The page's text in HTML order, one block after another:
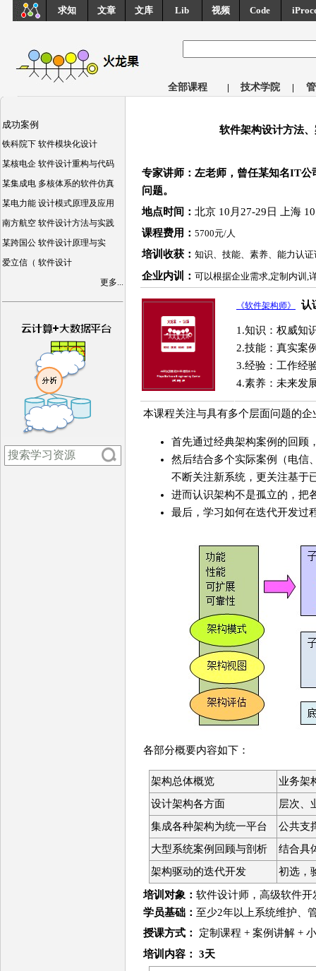
求知 文章 文库 Lib 视频 Code
全部课程 | 技术学院 |
成功案例
铁科院下 软件模块化设计
某核电企 软件设计重构与代码
某集成电 多核体系的软件仿真
某电力能 设计模式原理及应用
南方航空 软件设计方法与实践
某跨国公 软件设计原理与实
爱立信（ 软件设计
更多...
软件架构设计方法
专家讲师：左老师，曾任某知名IT
问题。
地点时间： 北京 10月27-29日 上海
课程费用： 5700元/人
培训收获： 知识、技能、素养、能力认证
企业内训： 可以根据企业需求,定制内训,
《软件架构师》 认
1.知识：权威知
2.技能：真实案
3.经验：工作经
4.素养：未来发
本课程关注与具有多个层面问题的
首先通过经典架构案例的回顾
然后结合多个实际案例（电信
不断关注新系统，更关注基于
进而认识架构不是孤立的，把
最后，学习如何在迭代开发过
各部分概要内容如下：
架构总体概览
业务架
设计架构各方面
层次、
集成各种架构为统一平台
公共支
大型系统案例回顾与剖析
结合具
架构驱动的迭代开发
初选，
培训对象： 软件设计师，高级软件开
学员基础： 至少2年以上系统维护、
授课方式：
定制课程 + 案例讲解 +
培训 内容 ： 3天